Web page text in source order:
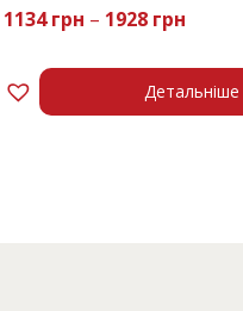
1134грн – 1928 грн
Детальніше